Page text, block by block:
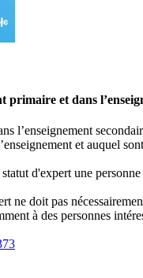
primaire et dans
l’enseignement
et auquel
d'expert une
ne doit pas
à des personnes